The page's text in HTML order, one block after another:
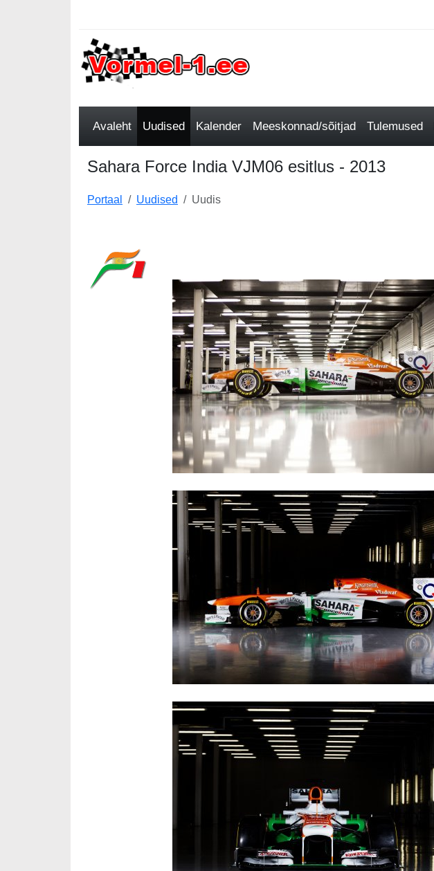
Avaleht Uudised Kalender Meeskonnad/sõitjad Tulemused
Sahara Force India VJM06 esitlus - 2013
Portaal Uudised Uudis